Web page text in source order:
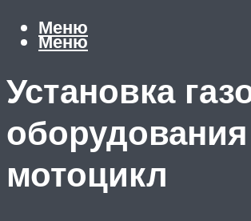
Меню
Меню
Установка
мотоцикл